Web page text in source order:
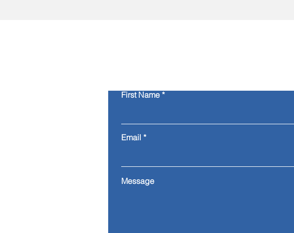
First Name
Email
Message